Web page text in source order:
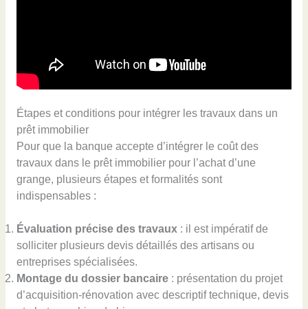
Étapes et conditions pour intégrer les travaux dans un
prêt immobilier
Pour que la banque accepte d’intégrer le coût des
travaux dans le prêt immobilier pour l’achat d’une
grange, plusieurs étapes et formalités sont
indispensables :
Évaluation précise des travaux: il est impératif de
solliciter plusieurs devis détaillés des artisans ou
entreprises spécialisées.
Montage du dossier bancaire: présentation du projet
d’acquisition-rénovation avec descriptif technique, devis